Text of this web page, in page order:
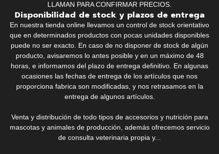
LLAMAN PARA CONFIRMAR PRECIOS.
Disponibilidad de stock y plazos de entrega
En nuestra tienda online llevamos un control de stock orientativo
que en determinados productos con pocas unidades disponibles
puede no ser exacto. En caso de no disponer de stock de algún
producto, avisaremos lo antes posible y en un máximo de 48
horas, e informamos del plazo de entrega definitivo. En algunas
ocasiones las fechas de entrega de los artículos que nos
proporciona fabrica son modificadas, y nos retrasamos en la
entrega de algunos artículos.
Venta y distribución de todo tipos de accesorios y nutrición para
mascotas y animales de producción, además ofrecemos servicio
de consulta veterinaria propia y...